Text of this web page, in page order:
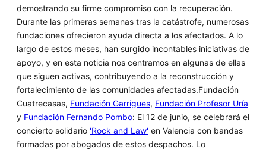
demostrando su firme compromiso con la recuperación.
Durante las primeras semanas tras la catástrofe, numerosas
fundaciones ofrecieron ayuda directa a los afectados. A lo
largo de estos meses, han surgido incontables iniciativas de
apoyo, y en esta noticia nos centramos en algunas de ellas
que siguen activas, contribuyendo a la reconstrucción y
fortalecimiento de las comunidades afectadas.Fundación
Cuatrecasas, Fundación Garrigues, Fundación Profesor Uría
y Fundación Fernando Pombo: El 12 de junio, se celebrará el
concierto solidario 'Rock and Law' en Valencia con bandas
formadas por abogados de estos despachos. Lo